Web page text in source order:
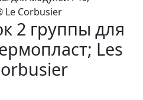
Le Corbusier
2 группы для
Les